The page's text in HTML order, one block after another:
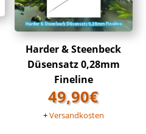
Harder & Steenbeck
Düsensatz 0,28mm
Fineline
49,90€
+Versandkosten